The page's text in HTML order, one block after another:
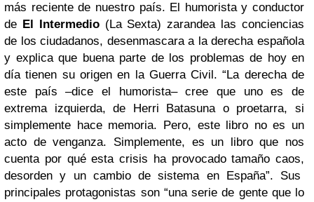
más reciente de nuestro país. El humorista y conductor
de El Intermedio(La Sexta) zarandea las conciencias
de los ciudadanos, desenmascara a la derecha española
y explica que buena parte de los problemas de hoy en
día tienen su origen en la Guerra Civil. “La derecha de
este país –dice el humorista– cree que uno es de
extrema izquierda, de Herri Batasuna o proetarra, si
simplemente hace memoria. Pero, este libro no es un
acto de venganza. Simplemente, es un libro que nos
cuenta por qué esta crisis ha provocado tamaño caos,
desorden y un cambio de sistema en España”. Sus
principales protagonistas son “una serie de gente que lo